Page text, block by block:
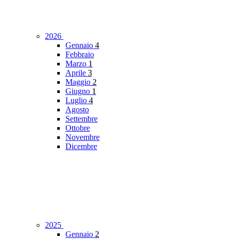
2026
Gennaio 4
Febbraio
Marzo 1
Aprile 3
Maggio 2
Giugno 1
Luglio 4
Agosto
Settembre
Ottobre
Novembre
Dicembre
2025
Gennaio 2